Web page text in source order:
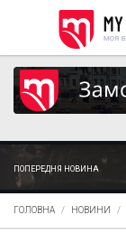
ПОПЕРЕДНЯ НОВИНА
ГОЛОВНА НОВИНИ